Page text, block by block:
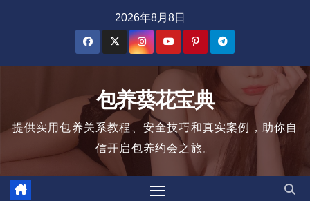
2026年8月8日
包养葵花宝典
提供实用包养关系教程、安全技巧和真实案例，助你自
信开启包养约会之旅。